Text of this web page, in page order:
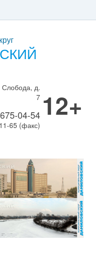
Слобода, д.
7
04-54
65 (факс)
12+